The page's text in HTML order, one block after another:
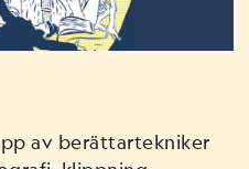
av berättartekniker